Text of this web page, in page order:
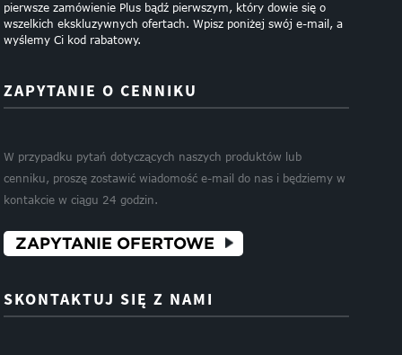
pierwsze zamówienie Plus bądź pierwszym, który dowie się o
wszelkich ekskluzywnych ofertach. Wpisz poniżej swój e-mail, a
wyślemy Ci kod rabatowy.
ZAPYTANIE O CENNIKU
W przypadku pytań dotyczących naszych produktów lub
cenniku, proszę zostawić wiadomość e-mail do nas i będziemy w
kontakcie w ciągu 24 godzin.
ZAPYTANIE OFERTOWE
SKONTAKTUJ SIĘ Z NAMI